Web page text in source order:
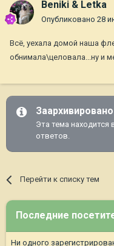
Beniki & Letka
Опубликовано 28
Всё, уехала домой наша
обнимала\целовала...ну и
Заархивировано
Эта тема находится
ответов.
Перейти к списку тем
Последние
Ни одного